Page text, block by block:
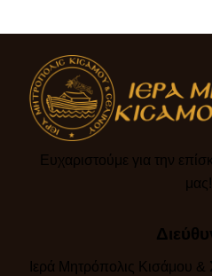
Ευχαριστούμε για την
μας!​
Ιερά Μητρόπολις Κισάμου